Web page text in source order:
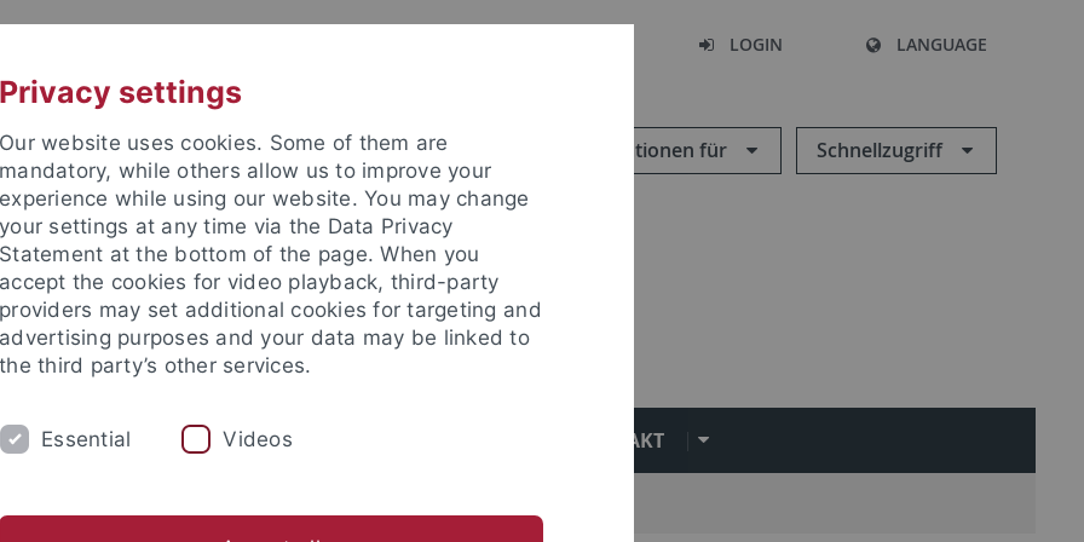
LOGIN LANGUAGE
Informationen für Schnellzugriff
und Landeskunde
KOLLOQUIUM KONTAKT
Privacy settings
Our website uses cookies. Some of them are
mandatory, while others allow us to improve your
experience while using our website. You may change
your settings at any time via the Data Privacy
Statement at the bottom of the page. When you
accept the cookies for video playback, third-party
providers may set additional cookies for targeting and
advertising purposes and your data may be linked to
the third party’s other services.
Essential Videos